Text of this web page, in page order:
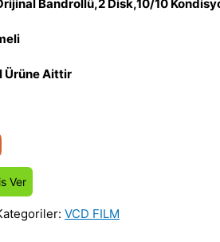
Bandrollü,2 Disk,10/10
Ürüne Aittir
Ver
VCD FILM